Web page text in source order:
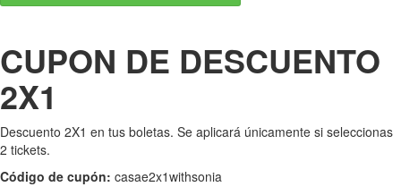
CUPON DE DESCUENTO
2X1
Descuento 2X1 en tus boletas. Se aplicará únicamente si seleccionas
2 tickets.
Código de cupón: casae2x1withsonia